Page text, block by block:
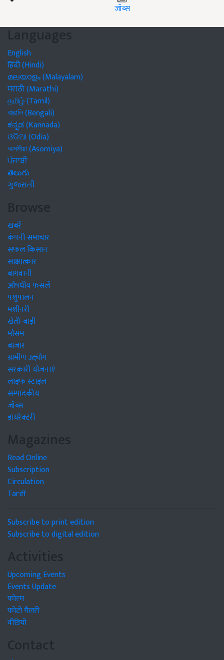
जॉब्स
Languages
English
हिंदी (Hindi)
മലയാളം (Malayalam)
मराठी (Marathi)
தமிழ் (Tamil)
বাঙালি (Bengali)
ಕನ್ನಡ (Kannada)
ଓଡିଆ (Odia)
অসমীয়া (Asomiya)
ਪੰਜਾਬੀ
తెలుగు
ગુજરાતી
Browse
खबरें
कंपनी समाचार
सफल किसान
साक्षात्कार
बागवानी
औषधीय फसलें
पशुपालन
मशीनरी
खेती-बाड़ी
मौसम
बाजार
ग्रामीण उद्द्योग
सरकारी योजनाएं
लाइफ स्टाइल
सम्पादकीय
जॉब्स
डायरेक्टरी
Magazines
Read Online
Subscription
Circulation
Tariff
Subscribe to print edition
Subscribe to digital edition
Activities
Upcoming Events
Events Update
फोरम
फोटो गैलरी
वीडियो
Contact